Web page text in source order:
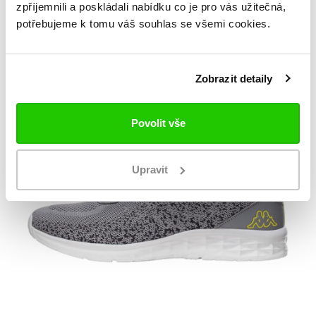
zpříjemnili a poskládali nabídku co je pro vás užitečná,
potřebujeme k tomu váš souhlas se všemi cookies.
Zobrazit detaily
Povolit vše
Upravit
Mohlo by se vám
TAKÉ LÍBIT